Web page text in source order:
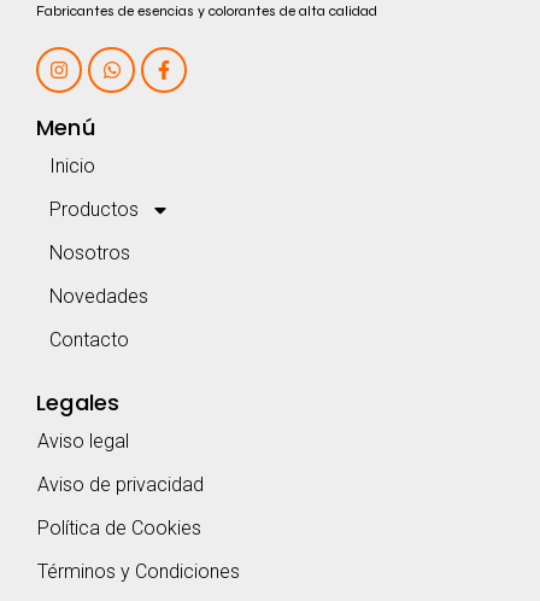
Fabricantes de esencias y colorantes de alta calidad
Menú
Inicio
Productos
Nosotros
Novedades
Contacto
Legales
Aviso legal
Aviso de privacidad
Política de Cookies
Términos y Condiciones